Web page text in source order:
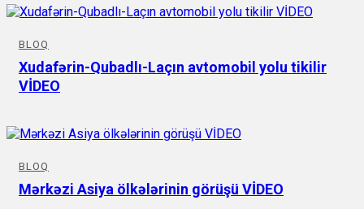
BLOQ
Xudafərin-Qubadlı-Laçın avtomobil yolu tikilir
VİDEO
BLOQ
Mərkəzi Asiya ölkələrinin görüşü VİDEO